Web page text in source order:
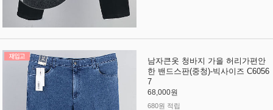
남자큰옷 청바지 가을 허리가편안
한 밴드스판(중청)-빅사이즈 C6056
7
68,000원
680원 적립